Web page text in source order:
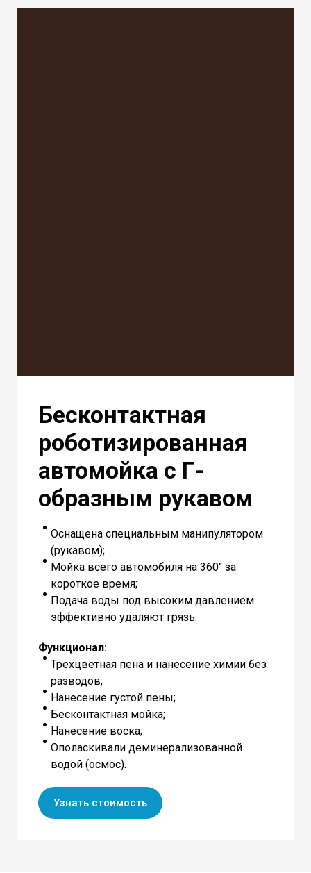
Бесконтактная
роботизированная
автомойка с Г-
образным рукавом
Оснащена специальным манипулятором
(рукавом);
Мойка всего автомобиля на 360" за
короткое время;
Подача воды под высоким давлением
эффективно удаляют грязь.
Функционал:
Трехцветная пена и нанесение химии без
разводов;
Нанесение густой пены;
Бесконтактная мойка;
Нанесение воска;
Ополаскивали деминерализованной
водой (осмос).
Узнать стоимость